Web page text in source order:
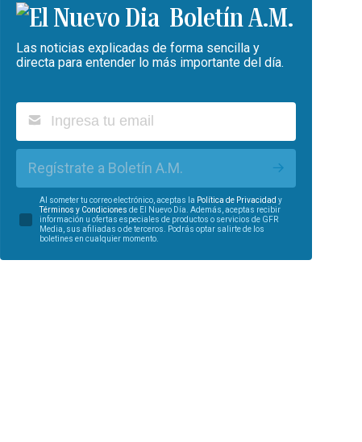
Boletín A.M.
Las noticias explicadas de forma sencilla y
directa para entender lo más importante del día.
Regístrate a Boletín A.M.
Al someter tu correo electrónico, aceptas la Política de Privacidad y
Términos y Condiciones de El Nuevo Día. Además, aceptas recibir
información u ofertas especiales de productos o servicios de GFR
Media, sus afiliadas o de terceros. Podrás optar salirte de los
boletines en cualquier momento.